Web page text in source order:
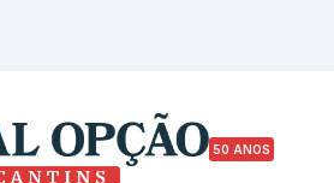
50 ANOS